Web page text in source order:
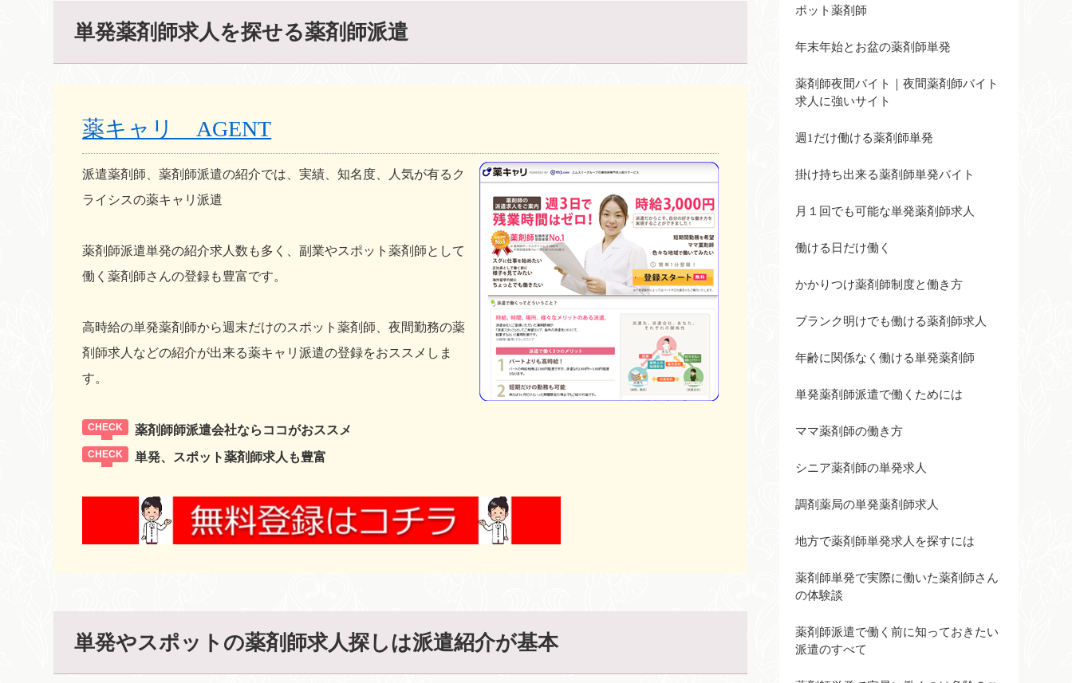
単発薬剤師求人を探せる薬剤師派遣
薬キャリ AGENT
派遣薬剤師、薬剤師派遣の紹介では、実績、知名度、人気が有るク
ライシスの薬キャリ派遣
薬剤師派遣単発の紹介求人数も多く、副業やスポット薬剤師として
働く薬剤師さんの登録も豊富です。
高時給の単発薬剤師から週末だけのスポット薬剤師、夜間勤務の薬
剤師求人などの紹介が出来る薬キャリ派遣の登録をおススメしま
す。
薬剤師師派遣会社ならココがおススメ
単発、スポット薬剤師求人も豊富
単発やスポットの薬剤師求人探しは派遣紹介が基本
ポット薬剤師
年末年始とお盆の薬剤師単発
薬剤師夜間バイト｜夜間薬剤師バイト
求人に強いサイト
週1だけ働ける薬剤師単発
掛け持ち出来る薬剤師単発バイト
月１回でも可能な単発薬剤師求人
働ける日だけ働く
かかりつけ薬剤師制度と働き方
ブランク明けでも働ける薬剤師求人
年齢に関係なく働ける単発薬剤師
単発薬剤師派遣で働くためには
ママ薬剤師の働き方
シニア薬剤師の単発求人
調剤薬局の単発薬剤師求人
地方で薬剤師単発求人を探すには
薬剤師単発で実際に働いた薬剤師さん
の体験談
薬剤師派遣で働く前に知っておきたい
派遣のすべて